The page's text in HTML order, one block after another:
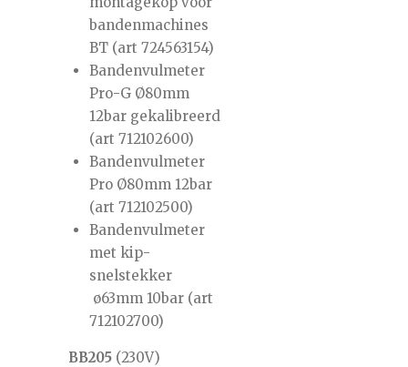
bandenmachines
BT (art 724563154)
Bandenvulmeter
Pro-G Ø80mm
12bar gekalibreerd
(art 712102600)
Bandenvulmeter
Pro Ø80mm 12bar
(art 712102500)
Bandenvulmeter
met kip-
snelstekker
ø63mm 10bar (art
712102700)
BB205 (230V)